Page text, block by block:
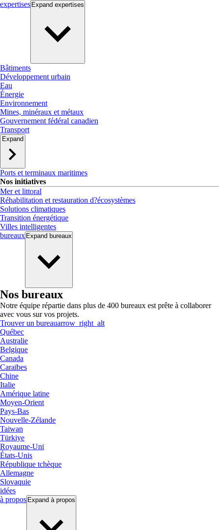
expertises Expand expertises
Bâtiments
Développement urbain
Eau
Énergie
Environnement
Mines, minéraux et métaux
Gouvernement fédéral canadien
Transport
Expand
Ports et terminaux maritimes
Nos initiatives
Mer et littoral
Réhabilitation et restauration d?écosystèmes
Solutions climatiques
Transition énergétique
Villes intelligentes
bureaux Expand bureaux
Nos bureaux
Notre équipe répartie dans plus de 400 bureaux est prête à collaborer
avec vous sur vos projets.
Trouver un bureauarrow_right_alt
Québec
Australie
Belgique
Canada
Caraïbes
Chine
Italie
Amérique latine
Moyen-Orient
Pays-Bas
Nouvelle-Zélande
Taiwan
Türkiye
Royaume-Uni
États-Unis
République tchèque
Allemagne
Slovaquie
idées
à propos Expand à propos